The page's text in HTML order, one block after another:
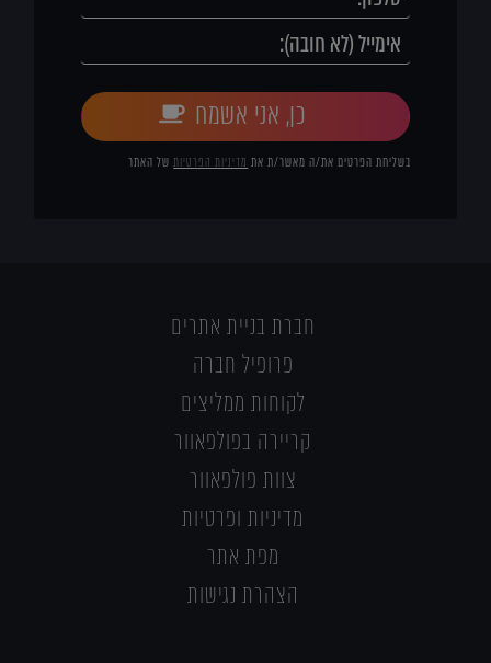
כן, אני אשמח
בשליחת הפרטים את/ה מאשר/ת את מדיניות הפרטיותשל האתר
חברת בניית אתרים
פרופיל חברה
לקוחות ממליצים
קריירה בפולפאוור
צוות פולפאוור
מדיניות ופרטיות
מפת אתר
הצהרת נגישות